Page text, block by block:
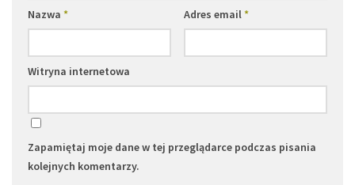
Nazwa * Adres email*
Witryna internetowa
Zapamiętaj moje dane w tej przeglądarce podczas pisania
kolejnych komentarzy.